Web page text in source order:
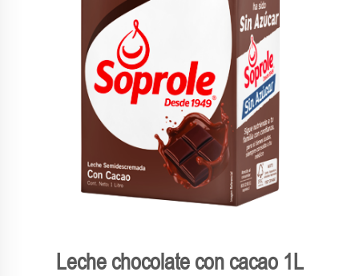
Leche chocolate con cacao 1L